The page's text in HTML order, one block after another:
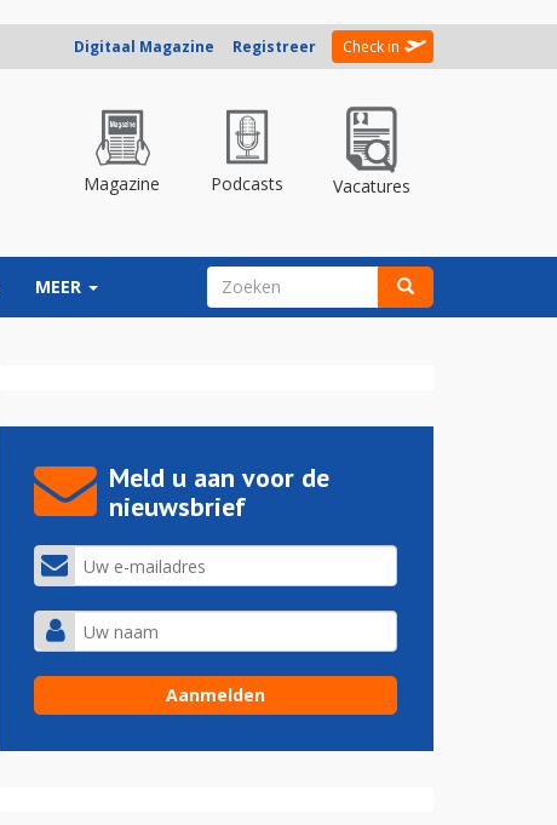
Digitaal Magazine Registreer Check in
Magazine Podcasts Vacatures
MEER ZOEKVELD
Meld u aan voor de
nieuwsbrief